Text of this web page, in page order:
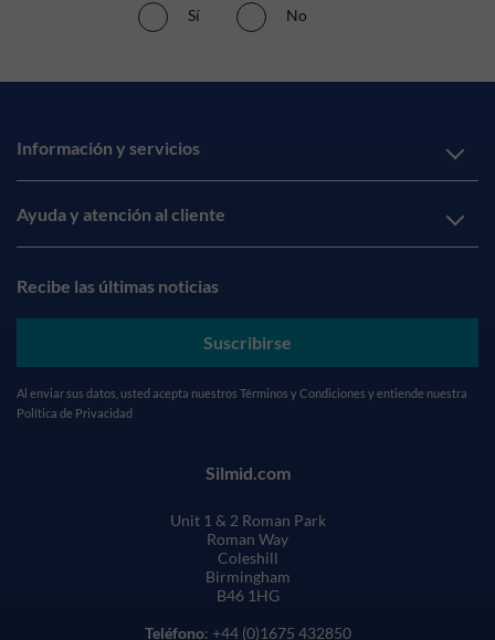
Sí No
Información y servicios
Ayuda y atención al cliente
Recibe las últimas noticias
Suscribirse
Al enviar sus datos, usted acepta nuestros Términos y Condiciones y entiende nuestra
Política de Privacidad
Silmid.com
Unit 1 & 2 Roman Park
Roman Way
Coleshill
Birmingham
B46 1HG
Teléfono: +44 (0)1675 432850